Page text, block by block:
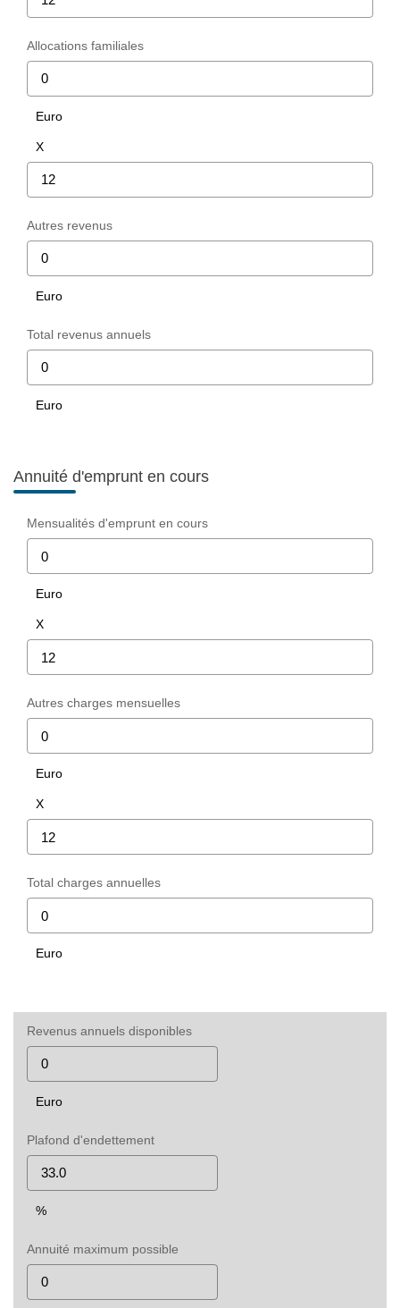
Allocations familiales
Euro
X
Autres revenus
Euro
Total revenus annuels
Euro
Annuité d'emprunt en cours
Mensualités d'emprunt en cours
Euro
X
Autres charges mensuelles
Euro
X
Total charges annuelles
Euro
Revenus annuels disponibles
Euro
Plafond d'endettement
%
Annuité maximum possible